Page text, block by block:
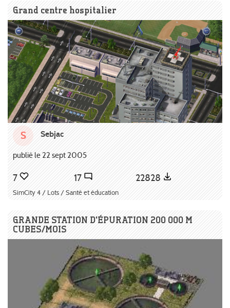
Grand centre hospitalier
S Sebjac
publié le 22 sept 2005
7 17 22828
SimCity 4 / Lots / Santé et éducation
GRANDE STATION D'ÉPURATION 200 000 M
CUBES/MOIS